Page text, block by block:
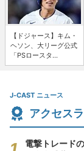
【ドジャース】キム・
ヘソン、大リーグ公式
「PSロースタ...
J-CAST ニュース
アクセス
電撃トレード